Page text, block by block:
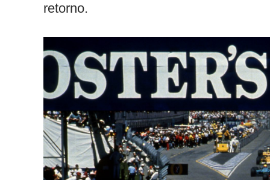
retorno.